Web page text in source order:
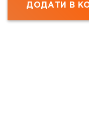
ДОДАТИ В